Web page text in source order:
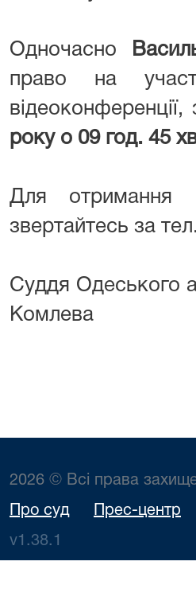
Одночасно
право на
року о 09 год. 45
Для отримання
звертайтесь за
Суддя
Комлева
2026 © Всі права
Про суд Прес-центр
v1.38.1